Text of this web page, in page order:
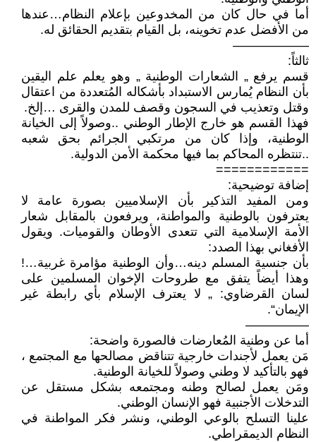
أما في حال كان من المخدوعين بإعلام النظام…عندها
من الأفضل عدم تخوينه، بل القيام بتقديم الحقائق له.
——————
ثالثاً:
قسم يرفع „ الشعارات الوطنية „ وهو يعلم علم اليقين
بأن النظام يُمارس الاستبداد بأشكاله المُتعددة من اعتقال
وقتل وتعذيب في السجون وقصف للمدن والقرى …إلخ.
فهذا القسم هو خارج الإطار الوطني ..وصولاً إلى الخيانة
الوطنية، وإذا كان من مرتكبي الجرائم بحق شعبه
..تنتظره المحاكم بما فيها محكمة الأمن الدولية.
============
إضافة توضيحية:
ومن المفيد التذكير بأن الإسلاميين بصورة عامة لا
يعترفون بالوطنية والمواطنة، ويرفعون بالمقابل شعار
الأمة الإسلامية التي تتعدى الأوطان والقوميات. ويقول
الأفغاني بهذا الصدد:
بأن جنسية المسلم دينه…وأن الوطنية مؤامرة غربية…!
وهذا أيضاً يتفق مع طروحات الإخوان المسلمين على
لسان القرضاوي: „ لا يعترف الإسلام بأي رابطة غير
الإيمان“.
—————
أما عن وطنية المُعارضات فالصورة واضحة:
مَن يعمل لأجندات خارجية تتناقض مصالحها مع المجتمع ،
فهو بالتأكيد لا وطني وصولاً للخيانة الوطنية.
ومَن يعمل لصالح وطنه ومجتمعه بشكل مستقل عن
التدخلات الأجنبية فهو الإنسان الوطني.
علينا التسلح بالوعي الوطني، ونشر فكر المواطنة في
النظام الديمقراطي.